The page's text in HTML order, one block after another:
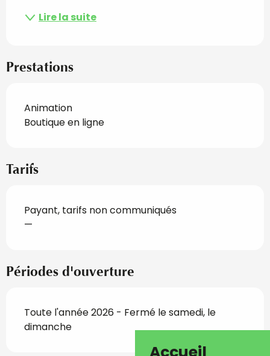
Lire la suite
Prestations
Animation
Boutique en ligne
Tarifs
Payant, tarifs non communiqués
—
Périodes d'ouverture
Toute l'année 2026 - Fermé le samedi, le
dimanche